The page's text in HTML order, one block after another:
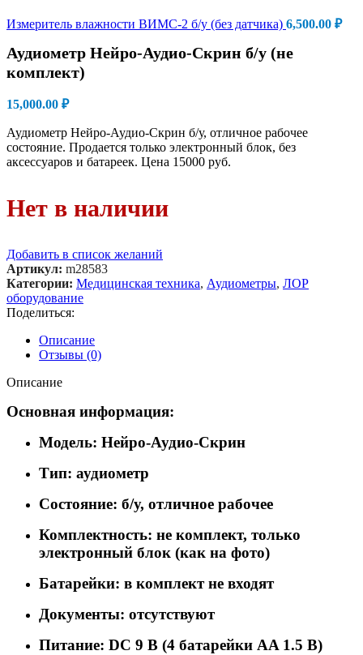
Измеритель влажности ВИМС-2 б/у (без датчика) 6,500.00 ₽
Аудиометр Нейро-Аудио-Скрин б/у (не
комплект)
15,000.00 ₽
Аудиометр Нейро-Аудио-Скрин б/у, отличное рабочее
состояние. Продается только электронный блок, без
аксессуаров и батареек. Цена 15000 руб.
Нет в наличии
Добавить в список желаний
Артикул: m28583
Категории: Медицинская техника, Аудиометры, ЛОР
оборудование
Поделиться:
Описание
Отзывы (0)
Описание
Основная информация:
Модель: Нейро-Аудио-Скрин
Тип: аудиометр
Состояние: б/у, отличное рабочее
Комплектность: не комплект, только
электронный блок (как на фото)
Батарейки: в комплект не входят
Документы: отсутствуют
Питание: DC 9 В (4 батарейки AA 1.5 В)